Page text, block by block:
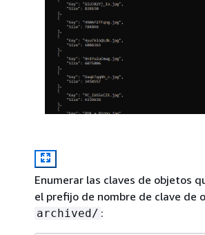
Enumerar las claves de objetos
el prefijo de nombre de clave de
archived/ :